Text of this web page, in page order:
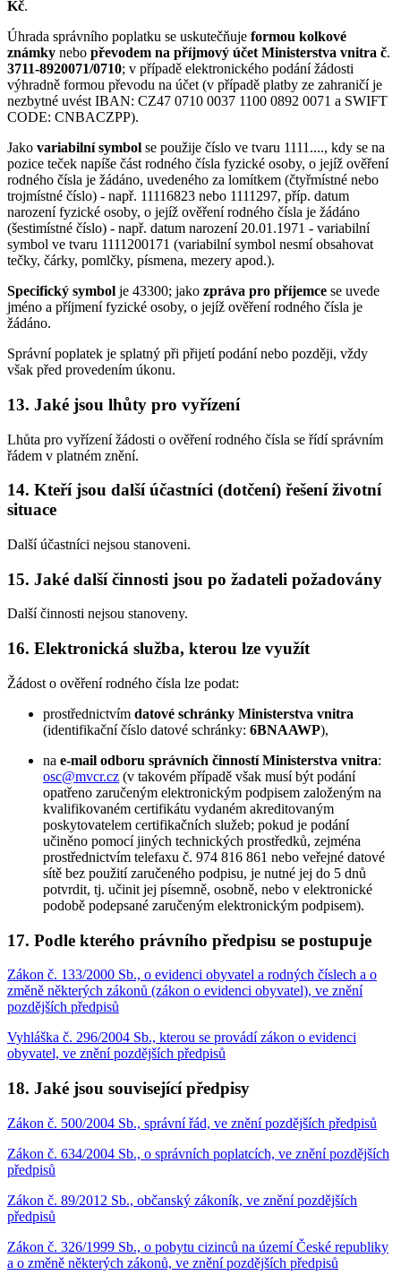
Kč.
Úhrada správního poplatku se uskutečňuje formou kolkové
známky nebo převodem na příjmový účet Ministerstva vnitra č.
3711-8920071/0710; v případě elektronického podání žádosti
výhradně formou převodu na účet (v případě platby ze zahraničí je
nezbytné uvést IBAN: CZ47 0710 0037 1100 0892 0071 a SWIFT
CODE: CNBACZPP).
Jako variabilní symbol se použije číslo ve tvaru 1111...., kdy se na
pozice teček napíše část rodného čísla fyzické osoby, o jejíž ověření
rodného čísla je žádáno, uvedeného za lomítkem (čtyřmístné nebo
trojmístné číslo) - např. 11116823 nebo 1111297, příp. datum
narození fyzické osoby, o jejíž ověření rodného čísla je žádáno
(šestimístné číslo) - např. datum narození 20.01.1971 - variabilní
symbol ve tvaru 1111200171 (variabilní symbol nesmí obsahovat
tečky, čárky, pomlčky, písmena, mezery apod.).
Specifický symbol je 43300; jako zpráva pro příjemce se uvede
jméno a příjmení fyzické osoby, o jejíž ověření rodného čísla je
žádáno.
Správní poplatek je splatný při přijetí podání nebo později, vždy
však před provedením úkonu.
13. Jaké jsou lhůty pro vyřízení
Lhůta pro vyřízení žádosti o ověření rodného čísla se řídí správním
řádem v platném znění.
14. Kteří jsou další účastníci (dotčení) řešení životní
situace
Další účastníci nejsou stanoveni.
15. Jaké další činnosti jsou po žadateli požadovány
Další činnosti nejsou stanoveny.
16. Elektronická služba, kterou lze využít
Žádost o ověření rodného čísla lze podat:
prostřednictvím datové schránky Ministerstva vnitra
(identifikační číslo datové schránky: 6BNAAWP),
na e-mail odboru správních činností Ministerstva vnitra:
osc@mvcr.cz (v takovém případě však musí být podání
opatřeno zaručeným elektronickým podpisem založeným na
kvalifikovaném certifikátu vydaném akreditovaným
poskytovatelem certifikačních služeb; pokud je podání
učiněno pomocí jiných technických prostředků, zejména
prostřednictvím telefaxu č. 974 816 861 nebo veřejné datové
sítě bez použití zaručeného podpisu, je nutné jej do 5 dnů
potvrdit, tj. učinit jej písemně, osobně, nebo v elektronické
podobě podepsané zaručeným elektronickým podpisem).
17. Podle kterého právního předpisu se postupuje
Zákon č. 133/2000 Sb., o evidenci obyvatel a rodných číslech a o
změně některých zákonů (zákon o evidenci obyvatel), ve znění
pozdějších předpisů
Vyhláška č. 296/2004 Sb., kterou se provádí zákon o evidenci
obyvatel, ve znění pozdějších předpisů
18. Jaké jsou související předpisy
Zákon č. 500/2004 Sb., správní řád, ve znění pozdějších předpisů
Zákon č. 634/2004 Sb., o správních poplatcích, ve znění pozdějších
předpisů
Zákon č. 89/2012 Sb., občanský zákoník, ve znění pozdějších
předpisů
Zákon č. 326/1999 Sb., o pobytu cizinců na území České republiky
a o změně některých zákonů, ve znění pozdějších předpisů